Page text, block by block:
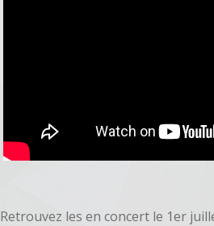
Retrouvez les en concert le 1er